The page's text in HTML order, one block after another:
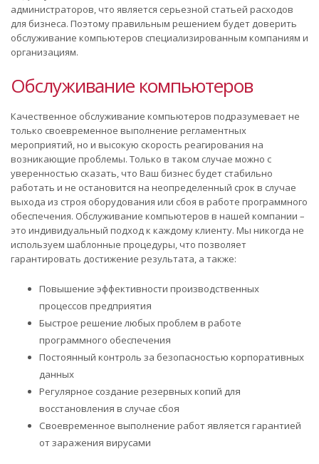
администраторов, что является серьезной статьей расходов
для бизнеса. Поэтому правильным решением будет доверить
обслуживание компьютеров специализированным компаниям и
организациям.
Обслуживание компьютеров
Качественное обслуживание компьютеров подразумевает не
только своевременное выполнение регламентных
мероприятий, но и высокую скорость реагирования на
возникающие проблемы. Только в таком случае можно с
уверенностью сказать, что Ваш бизнес будет стабильно
работать и не остановится на неопределенный срок в случае
выхода из строя оборудования или сбоя в работе программного
обеспечения. Обслуживание компьютеров в нашей компании –
это индивидуальный подход к каждому клиенту. Мы никогда не
используем шаблонные процедуры, что позволяет
гарантировать достижение результата, а также:
Повышение эффективности производственных
процессов предприятия
Быстрое решение любых проблем в работе
программного обеспечения
Постоянный контроль за безопасностью корпоративных
данных
Регулярное создание резервных копий для
восстановления в случае сбоя
Своевременное выполнение работ является гарантией
от заражения вирусами